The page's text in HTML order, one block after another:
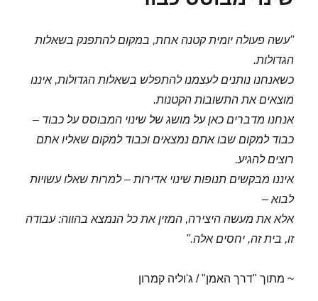
"עשה פעולה יומית קטנה אחת, במקום להתפנק בשאלות
הגדולות.
כשאנחנו נותנים לעצמנו להתפלש בשאלות הגדולות, איננו
מוצאים את התשובות הקטנות.
אנחנו מדברים כאן על מושג של שינוי המבוסס על כבוד –
כבוד למקום שבו אתם נמצאים וכבוד למקום שאליו אתם
רוצים להגיע.
איננו מבקשים תנופות שינוי אדירות – למרות שאלו עשויות
לבוא –
אלא את מעשה היצירה, המזין את כל הנמצא בהווה: עבודה
זו, בית זה, יחסים אלה."
~ מתוך "דרך האמן" / ג'וליה קמרון